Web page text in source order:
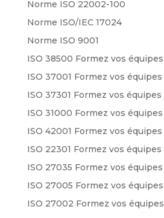
Norme ISO 22002-100
Norme ISO/IEC 17024
Norme ISO 9001
ISO 38500 Formez vos équipes
ISO 37001 Formez vos équipes
ISO 37301 Formez vos équipes
ISO 31000 Formez vos équipes
ISO 42001 Formez vos équipes
ISO 22301 Formez vos équipes
ISO 27035 Formez vos équipes
ISO 27005 Formez vos équipes
ISO 27002 Formez vos équipes